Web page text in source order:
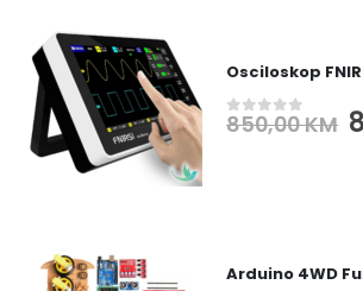
Osciloskop
0out of 5
850,00KM
Arduino 4WD